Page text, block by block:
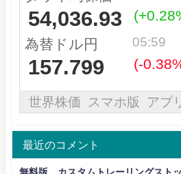
最近のコメント